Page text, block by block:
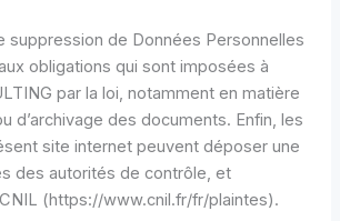
suppression de Données Personnelles
obligations qui sont imposées à
par la loi, notamment en matière
d’archivage des documents. Enfin, les
site internet peuvent déposer une
des autorités de contrôle, et
(https://www.cnil.fr/fr/plaintes).